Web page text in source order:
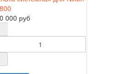
000 руб